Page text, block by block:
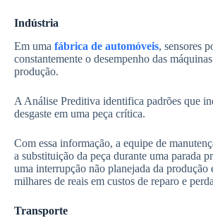
Indústria
Em uma fábrica de automóveis, sensores
constantemente o desempenho das
produção.
A Análise Preditiva identifica padrões que
desgaste em uma peça crítica.
Com essa informação, a equipe de
a substituição da peça durante uma parada
uma interrupção não planejada da produção
milhares de reais em custos de reparo e
Transporte